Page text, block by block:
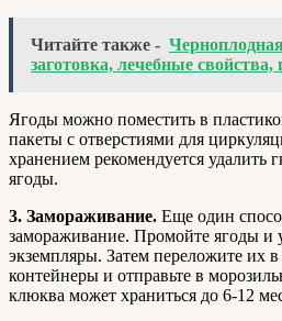
Читайте также -
заготовка, лечебные
Ягоды можно поместить в
пакеты с отверстиями для
хранением рекомендуется
ягоды.
3. Замораживание. Еще один
замораживание. Промойте ягоды и
экземпляры. Затем переложите их
контейнеры и отправьте в
клюква может храниться до 6-12